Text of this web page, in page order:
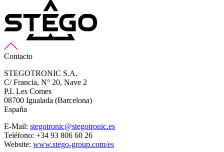
Contacto
STEGOTRONIC S.A.
C/ Francia, N° 20, Nave 2
P.I. Les Comes
08700 Igualada (Barcelona)
España
E-Mail: stegotronic@stegotronic.es
Teléfono: +34 93 806 60 26
Website: www.stego-group.com/es